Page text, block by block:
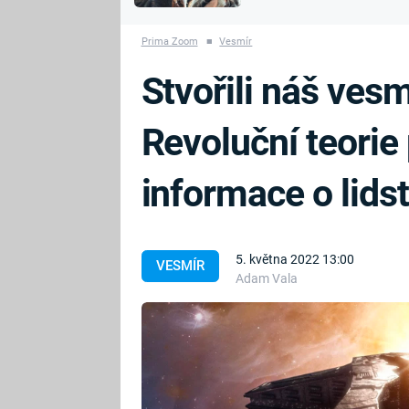
PRVNÍ SVĚTOVÁ
BRITSKÁ
RODINA
Prima Zoom ■ Vesmír
VESMÍR
5. května 2022 13:00
Adam Vala
Stvořili náš
Revoluční
informace o